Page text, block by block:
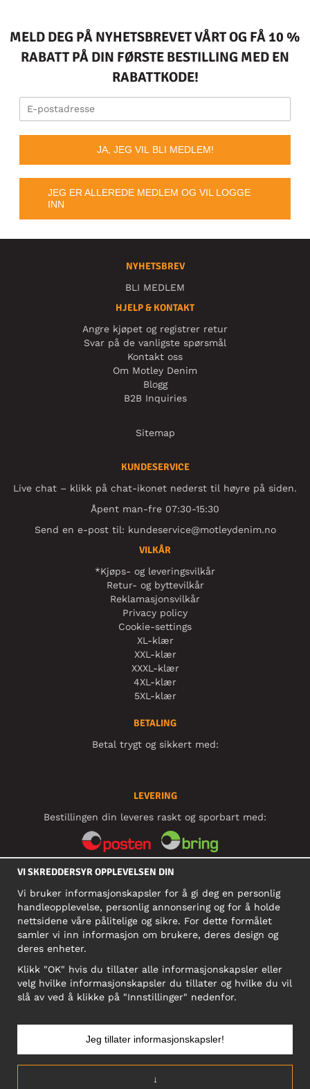
MELD DEG PÅ NYHETSBREVET VÅRT OG FÅ 10 %
RABATT PÅ DIN FØRSTE BESTILLING MED EN
RABATTKODE!
JA, JEG VIL BLI MEDLEM!
JEG ER ALLEREDE MEDLEM OG VIL LOGGE
INN
NYHETSBREV
BLI MEDLEM
HJELP & KONTAKT
Angre kjøpet og registrer retur
Svar på de vanligste spørsmål
Kontakt oss
Om Motley Denim
Blogg
B2B Inquiries
Sitemap
KUNDESERVICE
Live chat – klikk på chat-ikonet nederst til høyre på siden.
Åpent man-fre 07:30-15:30
Send en e-post til: kundeservice@motleydenim.no
VILKÅR
*Kjøps- og leveringsvilkår
Retur- og byttevilkår
Reklamasjonsvilkår
Privacy policy
Cookie-settings
XL-klær
XXL-klær
XXXL-klær
4XL-klær
5XL-klær
BETALING
Betal trygt og sikkert med:
LEVERING
Bestillingen din leveres raskt og sporbart med:
SOSIALE MEDIER
BEDRIFT
911 891 581 MVA
NB! Ikke bruk denne adressen til å sende produkter i retur!
NORGE/NORSK
VI SKREDDERSYR OPPLEVELSEN DIN
Vi bruker informasjonskapsler for å gi deg en personlig
handleopplevelse, personlig annonsering og for å holde
nettsidene våre pålitelige og sikre. For dette formålet
samler vi inn informasjon om brukere, deres design og
deres enheter.
Klikk "OK" hvis du tillater alle informasjonskapsler eller
velg hvilke informasjonskapsler du tillater og hvilke du vil
slå av ved å klikke på "Innstillinger" nedenfor.
↓
Jeg tillater informasjonskapsler!